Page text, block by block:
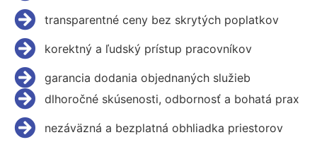
transparentné ceny bez skrytých poplatkov
korektný a ľudský prístup pracovníkov
garancia dodania objednaných služieb
dlhoročné skúsenosti, odbornosť a bohatá prax
nezáväzná a bezplatná obhliadka priestorov